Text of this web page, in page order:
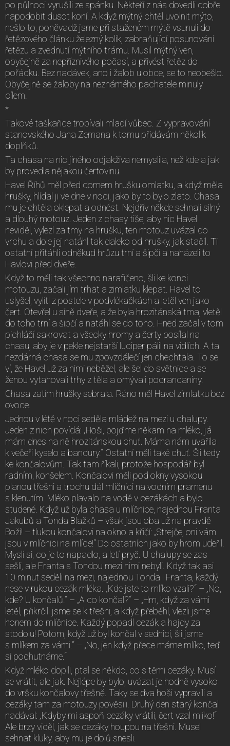
po půlnoci vyrušili ze spánku. Někteří z nás dovedli dobře
napodobit dusot koní. A když mýtný chtěl uvolnit mýto,
nešlo to, poněvadž jsme při staženém mýtě vsunuli do
řetězového článku železný kolík, zabraňující posunování
řetězu a zvednutí mýtního trámu. Musil mýtný ven,
obyčejně za nepříznivého počasí, a přivést řetěz do
pořádku. Bez nadávek, ano i žalob u obce, se to neobešlo.
Obyčejně se žaloby na neznámého pachatele minuly
cílem.
*
Takové taškařice tropívali mladí vůbec. Z vypravování
stanovského Jana Zemana k tomu přidávám několik
doplňků.
Ta chasa na nic jiného odjakživa nemyslila, než kde a jak
by provedla nějakou čertovinu.
Havel Říhů měl před domem hrušku omlatku, a když měla
hrušky, hlídal ji ve dne v noci, jako by to bylo zlato. Chasa
mu je chtěla oklepat a odnést. Nejdřív někde sehnali silný
a dlouhý motouz. Jeden z chasy tiše, aby nic Havel
neviděl, vylezl za tmy na hrušku, ten motouz uvázal do
vrchu a dole jej natáhl tak daleko od hrušky, jak stačil. Ti
ostatní přitáhli odněkud hrůzu trní a šipčí a naházeli to
Havlovi před dveře.
Když to měli tak všechno narafičeno, šli ke konci
motouzu, začali jím trhat a zimlatku klepat. Havel to
uslyšel, vylítl z postele v podvlékačkách a letěl ven jako
čert. Otevřel u síně dveře, a že byla hrozitánská tma, vletěl
do toho trní a šipčí a natáhl se do toho. Hned začal v tom
pichláčí sakrovat a všecky hromy a čerty posílal na
chasu, aby je v pekle nejstarší luciper pálil na vidlích. A ta
nezdárná chasa se mu zpovzdálečí jen chechtala. To se
ví, že Havel už za nimi neběžel, ale šel do světnice a se
ženou vytahovali trhy z těla a omývali podrancaniny.
Chasa zatím hrušky sebrala. Ráno měl Havel zimlatku bez
ovoce.
Jednou v létě v noci seděla mládež na mezi u chalupy.
Jeden z nich povídá: „Hoši, pojďme někam na mléko, já
mám dnes na ně hrozitánskou chuť. Máma nám uvařila
k večeři kyselo a bandury.“ Ostatní měli také chuť. Šli tedy
ke končalovům. Tak tam říkali, protože hospodář byl
radním, konšelem. Končalovi měli pod okny vysokou
planou třešni a trochu dál mlíčnici na vodním pramenu
s klenutím. Mléko plavalo na vodě v cezákách a bylo
studené. Když už byla chasa u mlíčnice, najednou Franta
Jakubů a Tonda Blažků – však jsou oba už na pravdě
Boží! – tlukou končalovi na okno a křičí: „Strejče, oni vám
jsou v mlíčnici na mlíce!“ Do ostatních jako by hrom udeřil.
Myslí si, co je to napadlo, a letí pryč. U chalupy se zas
sešli, ale Franta s Tondou mezi nimi nebyli. Když tak asi
10 minut seděli na mezi, najednou Tonda i Franta, každý
nese v rukou cezák mléka. „Kde jste to mlíko vzali?“ – „No,
kde? U končalů.“ – „A co končal?“ – „Hm, když za vámi
letěl, přikrčili jsme se k třešni, a když přeběhl, vlezli jsme
honem do mlíčnice. Každý popadl cezák a hajdy za
stodolu! Potom, když už byl končal v sednici, šli jsme
s mlíkem za vámi.“ – „No, jen když přece máme mlíko, teď
si pochutnáme.“
Když mléko dopili, ptal se někdo, co s těmi cezáky. Musí
se vrátit, ale jak. Nejlépe by bylo, uvázat je hodně vysoko
do vršku končalovy třešně. Taky se dva hoši vypravili a
cezáky tam za motouzy pověsili. Druhý den starý končal
nadával: „Kdyby mi aspoň cezáky vrátili, čert vzal mlíko!“
Ale brzy viděl, jak se cezáky houpou na třešni. Musel
sehnat kluky, aby mu je dolů snesli.